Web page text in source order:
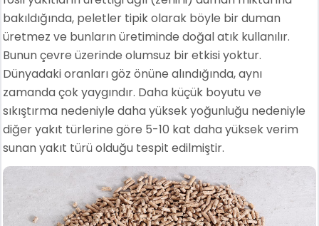
bakıldığında, peletler tipik olarak böyle bir duman
üretmez ve bunların üretiminde doğal atık kullanılır.
Bunun çevre üzerinde olumsuz bir etkisi yoktur.
Dünyadaki oranları göz önüne alındığında, aynı
zamanda çok yaygındır. Daha küçük boyutu ve
sıkıştırma nedeniyle daha yüksek yoğunluğu nedeniyle
diğer yakıt türlerine göre 5-10 kat daha yüksek verim
sunan yakıt türü olduğu tespit edilmiştir.